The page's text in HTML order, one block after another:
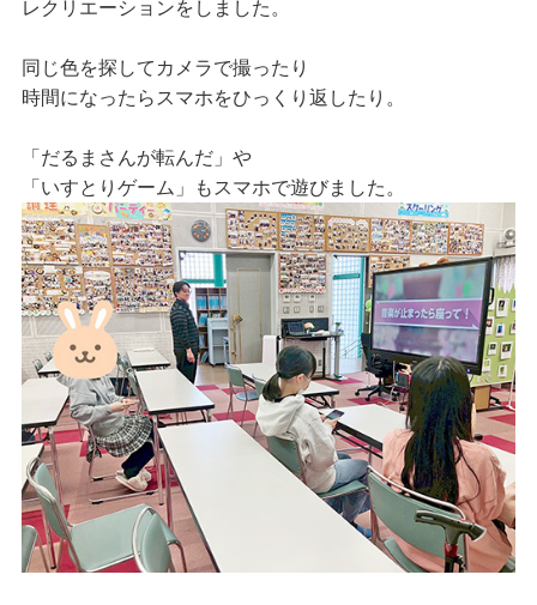
レクリエーションをしました。
同じ色を探してカメラで撮ったり
時間になったらスマホをひっくり返したり。
「だるまさんが転んだ」や
「いすとりゲーム」もスマホで遊びました。